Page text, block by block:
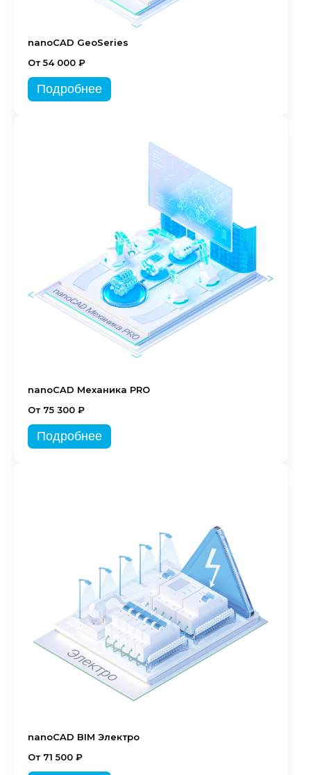
nanoCAD GeoSeries
От 54 000 ₽
Подробнее
nanoCAD Механика PRO
От 75 300 ₽
Подробнее
nanoCAD BIM Электро
От 71 500 ₽